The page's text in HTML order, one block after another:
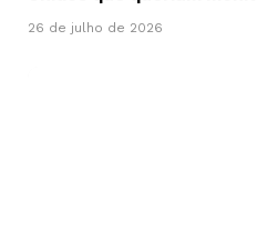
26 de julho de 2026